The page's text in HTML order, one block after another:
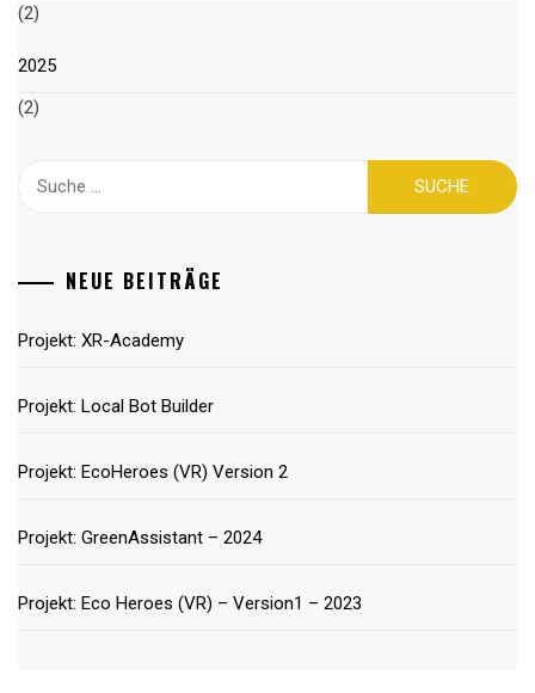
(2)
2025
(2)
Suche
NEUE BEITRÄGE
Projekt: XR-Academy
Projekt: Local Bot Builder
Projekt: EcoHeroes (VR) Version 2
Projekt: GreenAssistant – 2024
Projekt: Eco Heroes (VR) – Version1 – 2023